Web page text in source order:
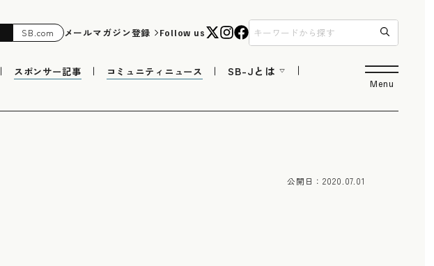
SB.com メールマガジン登録 Follow us
スポンサー記事 コミュニティニュース SB-Jとは
Menu
公開日：2020.07.01